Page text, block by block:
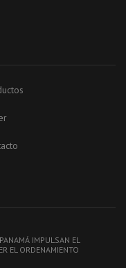
IMPULSAN EL
EL ORDENAMIENTO